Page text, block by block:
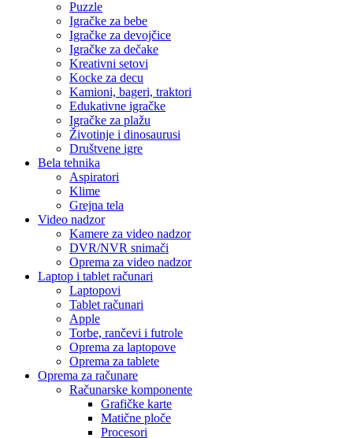
Puzzle
Igračke za bebe
Igračke za devojčice
Igračke za dečake
Kreativni setovi
Kocke za decu
Kamioni, bageri, traktori
Edukativne igračke
Igračke za plažu
Životinje i dinosaurusi
Društvene igre
Bela tehnika
Aspiratori
Klime
Grejna tela
Video nadzor
Kamere za video nadzor
DVR/NVR snimači
Oprema za video nadzor
Laptop i tablet računari
Laptopovi
Tablet računari
Apple
Torbe, rančevi i futrole
Oprema za laptopove
Oprema za tablete
Oprema za računare
Računarske komponente
Grafičke karte
Matične ploče
Procesori